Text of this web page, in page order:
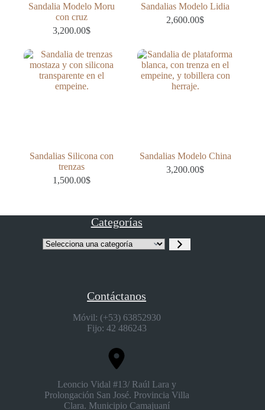
Sandalia Modelo Moru
con cruz
3,200.00$
Sandalias Modelo Lidia
2,600.00$
Sandalias Silicona con
trenzas
1,500.00$
Sandalias Modelo China
3,200.00$
Categorías
Selecciona
una
Contáctanos
Móvil: (+53) 63852930
Fijo: 42 486243
Leoncio Vidal #13/ Raúl Lara y
Prolongación San José. Provincia Villa
Clara. Municipio Camajuaní